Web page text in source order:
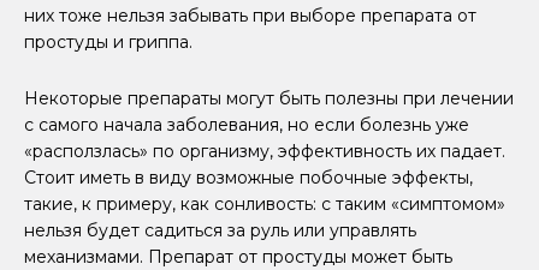
них тоже нельзя забывать при выборе препарата от
простуды и гриппа.
Некоторые препараты могут быть полезны при лечении
с самого начала заболевания, но если болезнь уже
«расползлась» по организму, эффективность их падает.
Стоит иметь в виду возможные побочные эффекты,
такие, к примеру, как сонливость: с таким «симптомом»
нельзя будет садиться за руль или управлять
механизмами. Препарат от простуды может быть